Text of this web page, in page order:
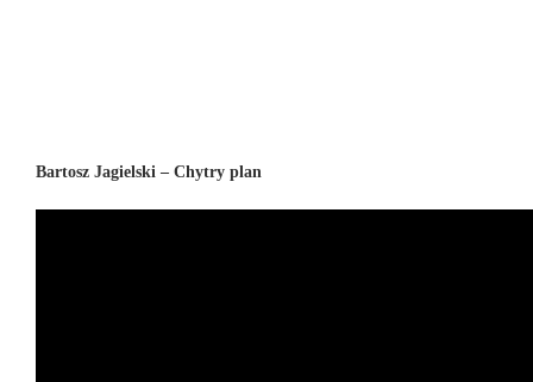
Bartosz Jagielski – Chytry plan